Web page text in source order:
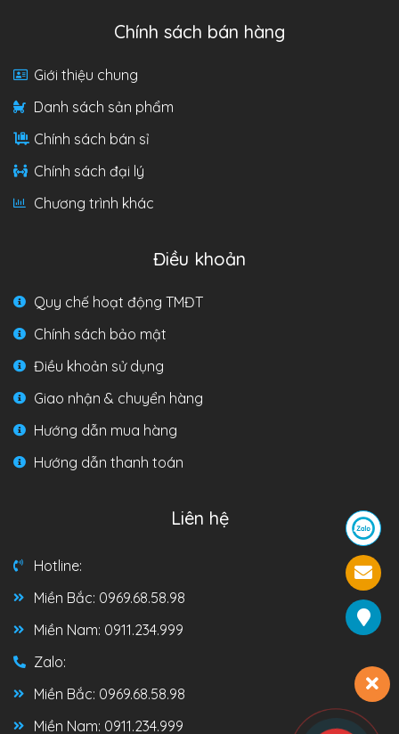
Chính sách bán hàng
Giới thiệu chung
Danh sách sản phẩm
Chính sách bán sỉ
Chính sách đại lý
Chương trình khác
Điều khoản
Quy chế hoạt động TMĐT
Chính sách bảo mật
Điều khoản sử dụng
Giao nhận & chuyển hàng
Hướng dẫn mua hàng
Hướng dẫn thanh toán
Liên hệ
Hotline:
Miền Bắc: 0969.68.58.98
Miền Nam: 0911.234.999
Zalo:
Miền Bắc: 0969.68.58.98
Miền Nam: 0911.234.999